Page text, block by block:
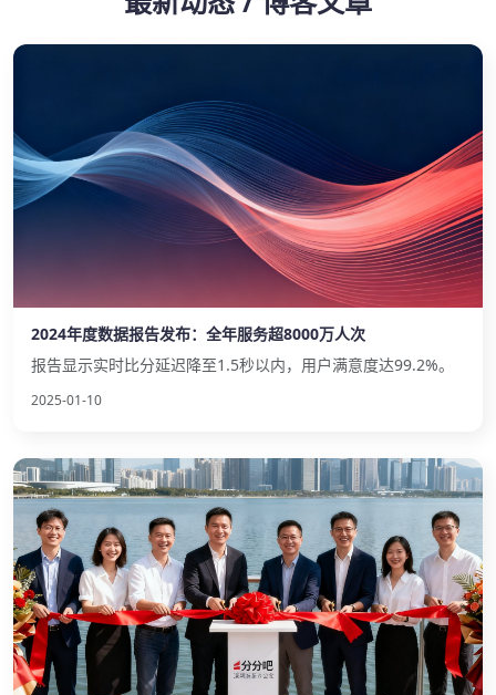
2024年度数据报告发布：全年服务超8000万人次
报告显示实时比分延迟降至1.5秒以内，用户满意度达99.2%。
2025-01-10